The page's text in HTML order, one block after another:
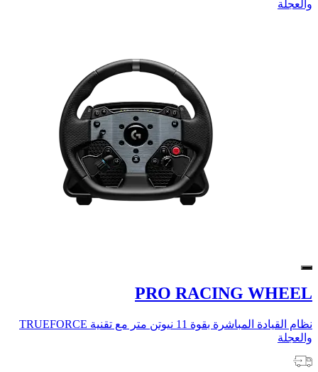
والعجلة
PRO RACING WHEEL
نظام القيادة المباشرة بقوة 11 نيوتن متر مع تقنية TRUEFORCE
والعجلة